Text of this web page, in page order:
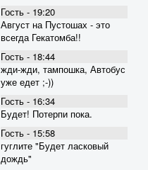
Гость - 19:20
Август на Пустошах - это
всегда Гекатомба!!
Гость - 18:44
жди-жди, тампошка, Автобус
уже едет ;-))
Гость - 16:34
Будет! Потерпи пока.
Гость - 15:58
гуглите "Будет ласковый
дождь"